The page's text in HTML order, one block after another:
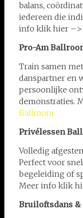
balans,
iedereen die
info klik hier –>
Pro-Am
Train samen
danspartner en
persoonlijke
demonstraties.
Ballroom
Privélessen
Volledig
Perfect voor
begeleiding of
Meer info klik
Bruiloftsdans &